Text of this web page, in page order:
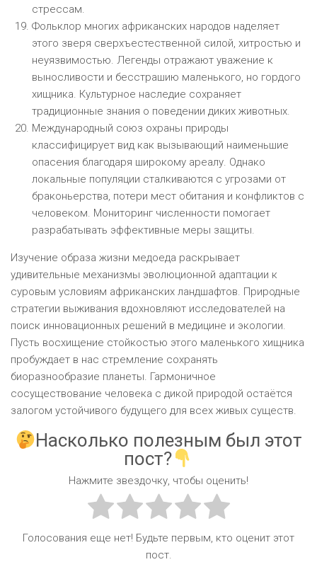
стрессам.
Фольклор многих африканских народов наделяет
этого зверя сверхъестественной силой, хитростью и
неуязвимостью. Легенды отражают уважение к
выносливости и бесстрашию маленького, но гордого
хищника. Культурное наследие сохраняет
традиционные знания о поведении диких животных.
Международный союз охраны природы
классифицирует вид как вызывающий наименьшие
опасения благодаря широкому ареалу. Однако
локальные популяции сталкиваются с угрозами от
браконьерства, потери мест обитания и конфликтов с
человеком. Мониторинг численности помогает
разрабатывать эффективные меры защиты.
Изучение образа жизни медоеда раскрывает
удивительные механизмы эволюционной адаптации к
суровым условиям африканских ландшафтов. Природные
стратегии выживания вдохновляют исследователей на
поиск инновационных решений в медицине и экологии.
Пусть восхищение стойкостью этого маленького хищника
пробуждает в нас стремление сохранять
биоразнообразие планеты. Гармоничное
сосуществование человека с дикой природой остаётся
залогом устойчивого будущего для всех живых существ.
Насколько полезным был этот
пост?
Нажмите звездочку, чтобы оценить!
Голосования еще нет! Будьте первым, кто оценит этот
пост.